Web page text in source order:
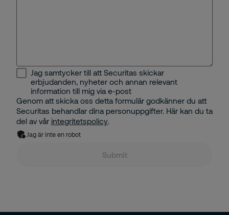
Jag samtycker till att Securitas skickar
erbjudanden, nyheter och annan relevant
information till mig via e-post
Genom att skicka oss detta formulär godkänner du att
Securitas behandlar dina personuppgifter. Här kan du ta
del av vår integritetspolicy.
Jag är inte en robot
Submit